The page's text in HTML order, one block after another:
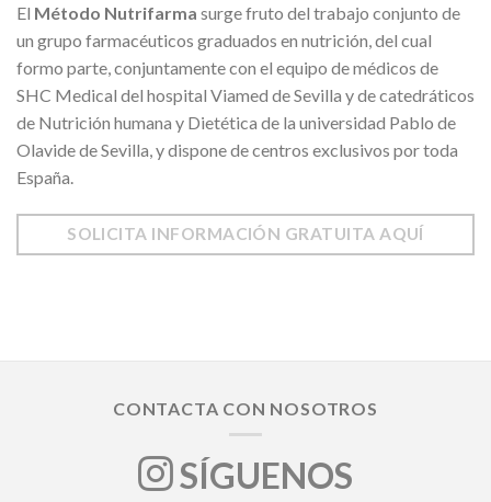
El Método Nutrifarma surge fruto del trabajo conjunto de
un grupo farmacéuticos graduados en nutrición, del cual
formo parte, conjuntamente con el equipo de médicos de
SHC Medical del hospital Viamed de Sevilla y de catedráticos
de Nutrición humana y Dietética de la universidad Pablo de
Olavide de Sevilla, y dispone de centros exclusivos por toda
España.
SOLICITA INFORMACIÓN GRATUITA AQUÍ
CONTACTA CON NOSOTROS
SÍGUENOS